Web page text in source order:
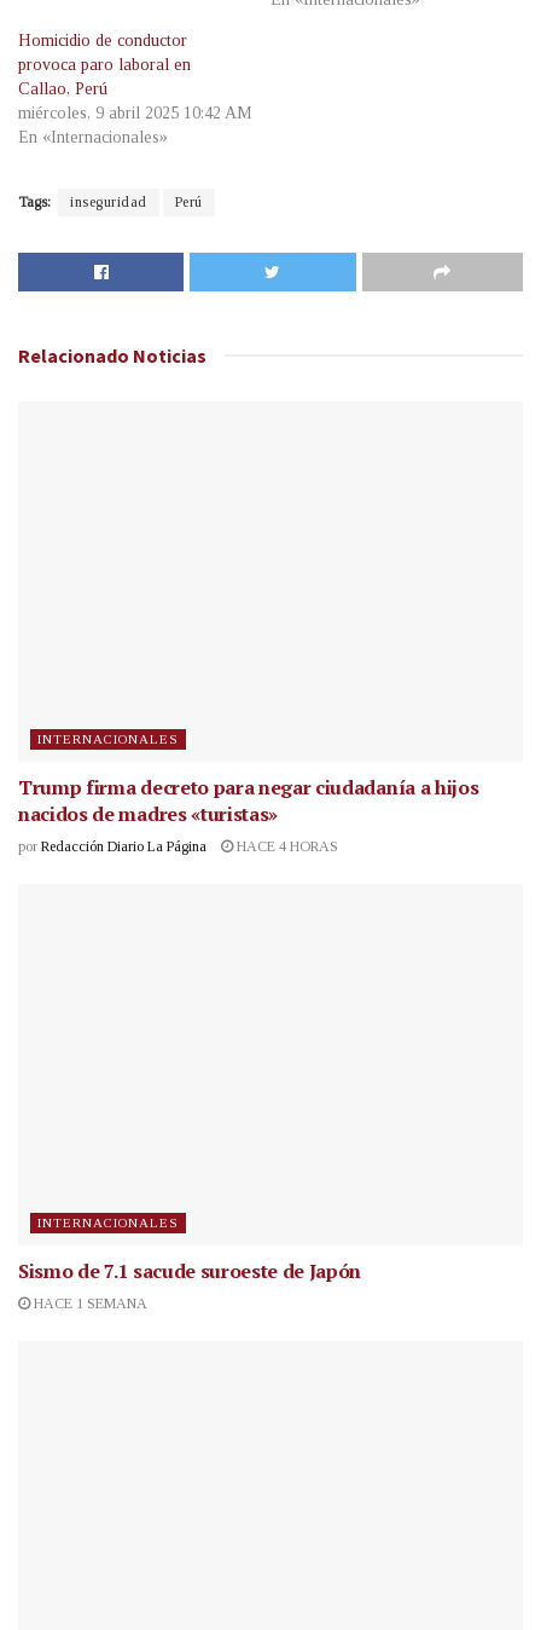
Homicidio de conductor
provoca paro laboral en
Callao, Perú
miércoles, 9 abril 2025 10:42 AM
En «Internacionales»
Tags: inseguridad Perú
Relacionado Noticias
INTERNACIONALES
Trump firma decreto para negar ciudadanía a hijos
nacidos de madres «turistas»
por Redacción Diario La Página HACE 4 HORAS
INTERNACIONALES
Sismo de 7.1 sacude suroeste de Japón
HACE 1 SEMANA